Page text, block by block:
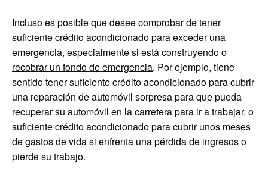
Incluso es posible que desee comprobar de tener
suficiente crédito acondicionado para exceder una
emergencia, especialmente si está construyendo o
recobrar un fondo de emergencia. Por ejemplo, tiene
sentido tener suficiente crédito acondicionado para cubrir
una reparación de automóvil sorpresa para que pueda
recuperar su automóvil en la carretera para ir a trabajar, o
suficiente crédito acondicionado para cubrir unos meses
de gastos de vida si enfrenta una pérdida de ingresos o
pierde su trabajo.